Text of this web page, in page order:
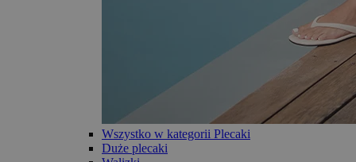
Wszystko w kategorii Plecaki
Duże plecaki